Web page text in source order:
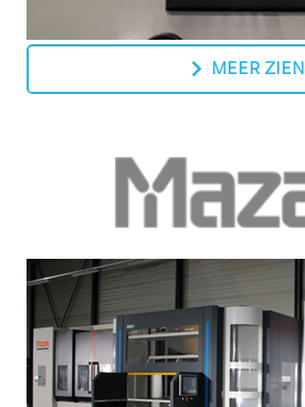
MEER ZIEN